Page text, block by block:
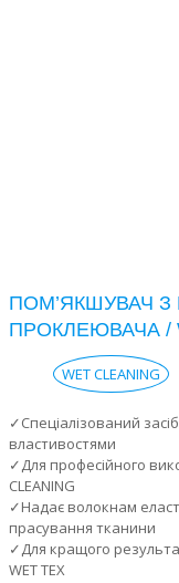
ПОМ’ЯКШУВАЧ
ПРОКЛЕЮВАЧА /
WET CLEANING
✓Спеціалізований
властивостями
✓Для професійного
CLEANING
✓Надає волокнам
прасування тканини
✓Для кращого
WET TEX